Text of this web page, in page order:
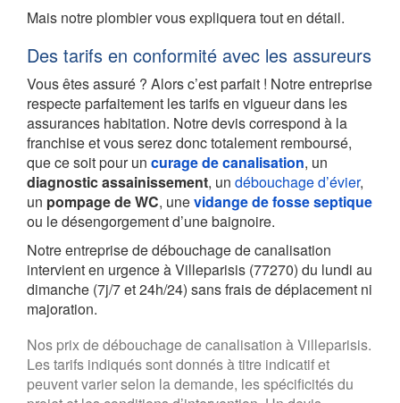
Mais notre plombier vous expliquera tout en détail.
Des tarifs en conformité avec les assureurs
Vous êtes assuré ? Alors c’est parfait ! Notre entreprise
respecte parfaitement les tarifs en vigueur dans les
assurances habitation. Notre devis correspond à la
franchise et vous serez donc totalement remboursé,
que ce soit pour un curage de canalisation, un
diagnostic assainissement, un débouchage d’évier,
un pompage de WC, unevidange de fosse septique
ou le désengorgement d’une baignoire.
Notre entreprise de débouchage de canalisation
intervient en urgence à Villeparisis (77270) du lundi au
dimanche (7j/7 et 24h/24) sans frais de déplacement ni
majoration.
Nos prix de débouchage de canalisation à Villeparisis.
Les tarifs indiqués sont donnés à titre indicatif et
peuvent varier selon la demande, les spécificités du